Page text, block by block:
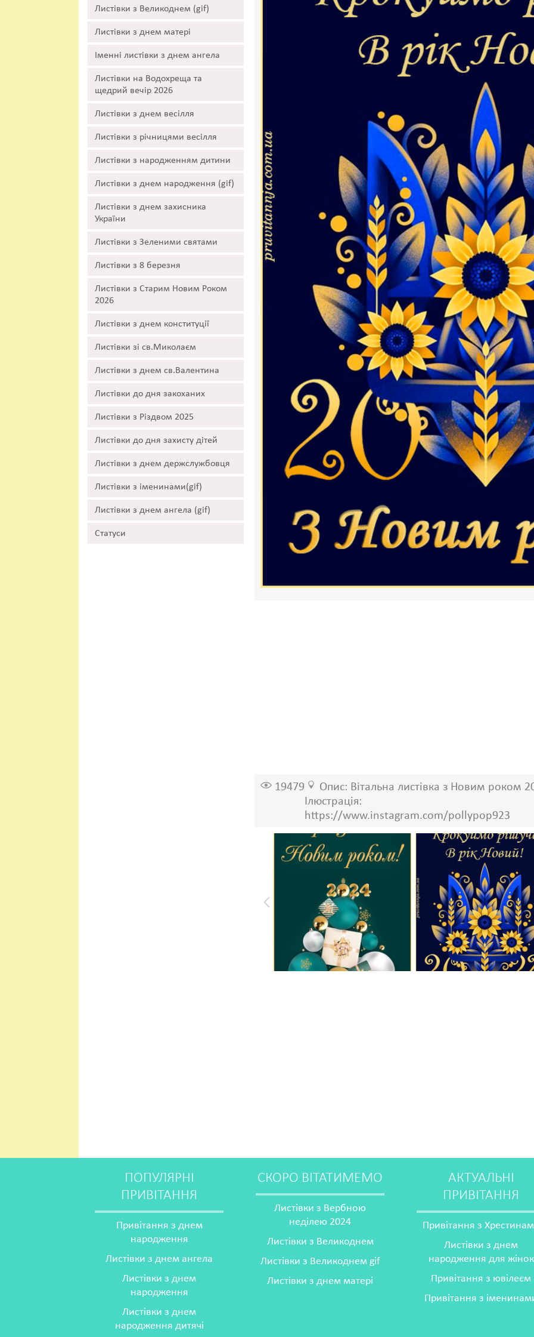
Листівки з Великоднем (gif)
Листівки з днем матері
Іменні листівки з днем ангела
Листівки на Водохреща та
щедрий вечір 2026
Листівки з днем весілля
Листівки з річницями весілля
Листівки з народженням дитини
Листівки з днем народження (gif)
Листівки з днем захисника
України
Листівки з Зеленими святами
Листівки з 8 березня
Листівки з Старим Новим Роком
2026
Листівки з днем конституції
Листівки зі св.Миколаєм
Листівки з днем св.Валентина
Листівки до дня закоханих
Листівки з Різдвом 2025
Листівки до дня захисту дітей
Листівки з днем держслужбовця
Листівки з іменинами(gif)
Листівки з днем ангела (gif)
Статуси
19479
Опис: Вітальна листівка з Новим роком
Ілюстрація:
https://www.instagram.com/pollypop923
ПОПУЛЯРНІ
ПРИВІТАННЯ
Привітання з днем
народження
Листівки з днем ангела
Листівки з днем
народження
Листівки з днем
народження дитячі
СКОРО ВІТАТИМЕМО
Листівки з Вербною
неділею 2024
Листівки з Великоднем
Листівки з Великоднем gif
Листівки з днем матері
АКТУАЛЬНІ
ПРИВІТАННЯ
Привітання з
Листівки з днем
народження для жінок
Привітання з ювілеєм
Привітання з